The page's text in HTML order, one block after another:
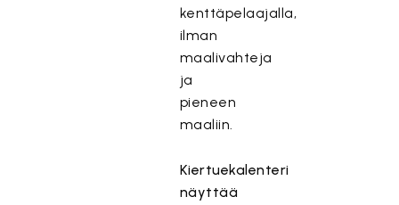
kenttäpelaajalla,
ilman
maalivahteja
ja
pieneen
maaliin.
Kiertuekalenteri
näyttää